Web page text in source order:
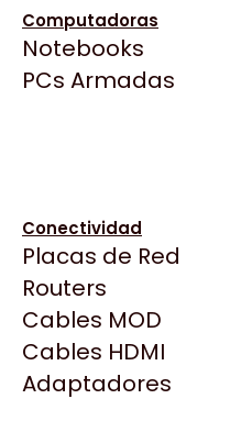
Computadoras
Notebooks
PCs Armadas
Conectividad
Placas de Red
Routers
Cables MOD
Cables HDMI
Adaptadores
BenQ
CX
Cooler Master
Deepcool
Dell
EVGA
Gamemax
Genesis
Genius
Todas las Tiendas
Click Gaming
Compufan Store
Dinobyte
Full H4rd
Gaming City
Gezatek
$1.100.000
Ver producto en la